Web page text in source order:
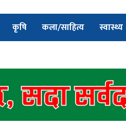
कृषि कला/साहित्य स्वास्थ्य